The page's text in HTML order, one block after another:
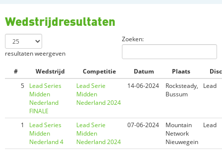
Wedstrijdresultaten
resultaten weergeven
Zoeken:
# Wedstrijd Competitie Datum Plaats
5
Lead Series
Midden
Nederland
FINALE
Lead Serie
Midden
Nederland 2024
14-06-2024
Rocksteady,
Bussum
Lead
1
Lead Series
Midden
Nederland 4
Lead Serie
Midden
Nederland 2024
07-06-2024
Mountain
Network
Nieuwegein
Lead